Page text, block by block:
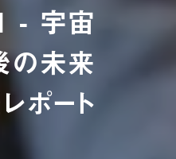
- 宇宙
の未来
ポート